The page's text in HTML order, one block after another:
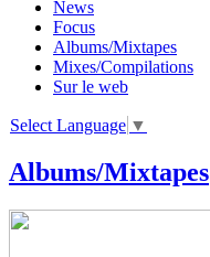
News
Focus
Albums/Mixtapes
Mixes/Compilations
Sur le web
Select Language ▼
Albums/Mixtapes